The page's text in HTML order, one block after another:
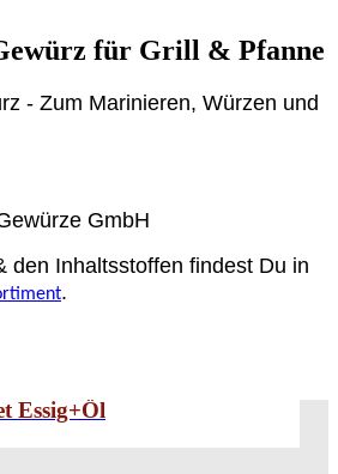
für Grill & Pfanne
- Zum Marinieren, Würzen und
GmbH
den Inhaltsstoffen findest Du in
.
Essig+Öl